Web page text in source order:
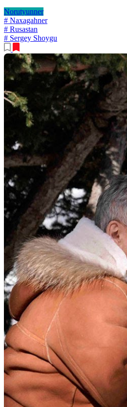
Norutyunner
# Naxagahner
# Rusastan
# Sergey Shoygu